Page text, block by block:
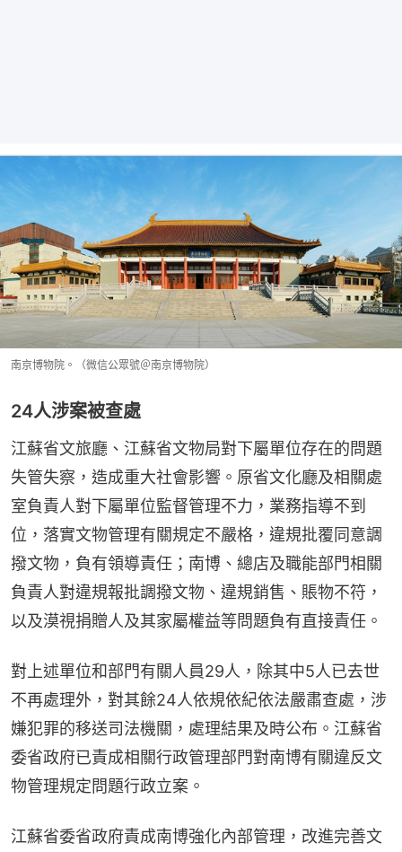
南京博物院。（微信公眾號＠南京博物院）
24人涉案被查處
江蘇省文旅廳、江蘇省文物局對下屬單位存在的問題
失管失察，造成重大社會影響。原省文化廳及相關處
室負責人對下屬單位監督管理不力，業務指導不到
位，落實文物管理有關規定不嚴格，違規批覆同意調
撥文物，負有領導責任；南博、總店及職能部門相關
負責人對違規報批調撥文物、違規銷售、賬物不符，
以及漠視捐贈人及其家屬權益等問題負有直接責任。
對上述單位和部門有關人員29人，除其中5人已去世
不再處理外，對其餘24人依規依紀依法嚴肅查處，涉
嫌犯罪的移送司法機關，處理結果及時公布。江蘇省
委省政府已責成相關行政管理部門對南博有關違反文
物管理規定問題行政立案。
江蘇省委省政府責成南博強化內部管理，改進完善文